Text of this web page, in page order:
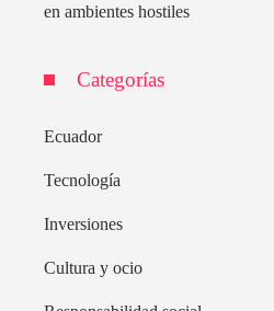
en ambientes hostiles
Categorías
Ecuador
Tecnología
Inversiones
Cultura y ocio